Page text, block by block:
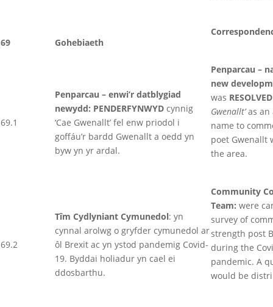
69 Gohebiaeth
69.1
Penparcau – enwi’r datblygiad
newydd: PENDERFYNWYD cynnig
‘Cae Gwenallt’ fel enw priodol i
goffáu’r bardd Gwenallt a oedd yn
byw yn yr ardal.
Penparcau –
new
was
Gwenallt’as an
name to
poet Gwenallt
the area.
69.2
Tîm Cydlyniant Cymunedol: yn
cynnal arolwg o gryfder cymunedol ar
ôl Brexit ac yn ystod pandemig Covid-
19. Byddai holiadur yn cael ei
ddosbarthu.
Community
Team: were
survey of
strength post
during the
pandemic. A
would be